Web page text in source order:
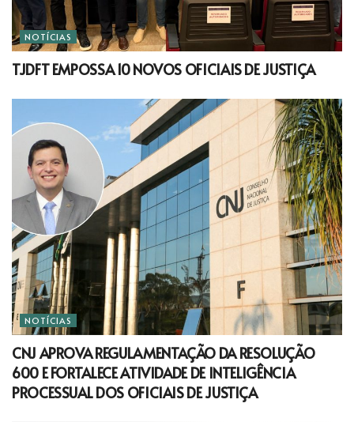
NOTÍCIAS
TJDFT EMPOSSA 10 NOVOS OFICIAIS DE JUSTIÇA
NOTÍCIAS
CNJ APROVA REGULAMENTAÇÃO DA RESOLUÇÃO
600 E FORTALECE ATIVIDADE DE INTELIGÊNCIA
PROCESSUAL DOS OFICIAIS DE JUSTIÇA